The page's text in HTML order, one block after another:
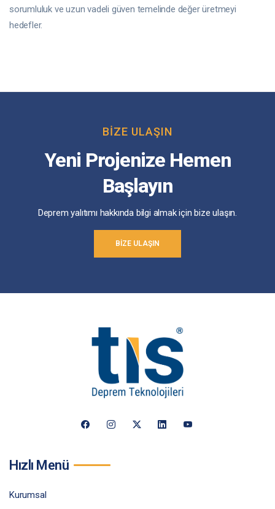
sorumluluk ve uzun vadeli güven temelinde değer üretmeyi
hedefler.
BIZE ULAŞIN
Yeni Projenize Hemen
Başlayın
Deprem yalıtımı hakkında bilgi almak için bize ulaşın.
BIZE ULAŞIN
Hızlı Menü
Kurumsal